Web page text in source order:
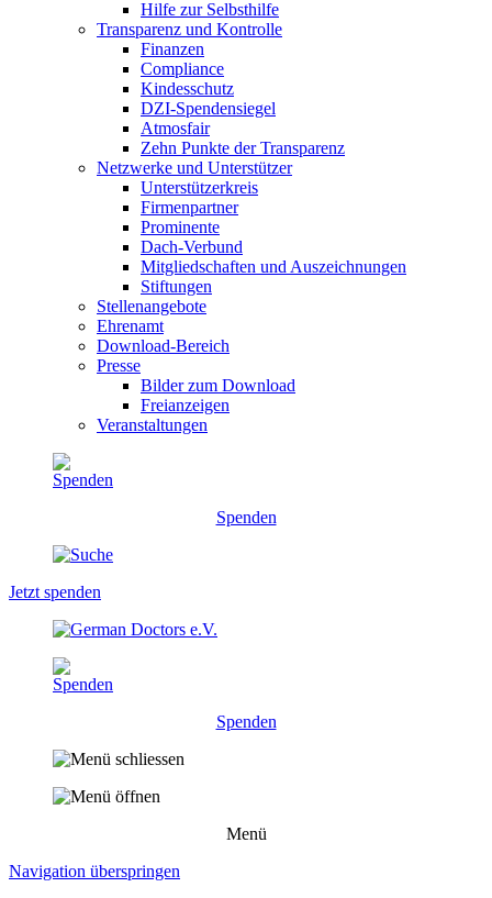
Hilfe zur Selbsthilfe
Transparenz und Kontrolle
Finanzen
Compliance
Kindesschutz
DZI-Spendensiegel
Atmosfair
Zehn Punkte der Transparenz
Netzwerke und Unterstützer
Unterstützerkreis
Firmenpartner
Prominente
Dach-Verbund
Mitgliedschaften und Auszeichnungen
Stiftungen
Stellenangebote
Ehrenamt
Download-Bereich
Presse
Bilder zum Download
Freianzeigen
Veranstaltungen
Spenden
Jetzt spenden
Spenden
Menü
Navigation überspringen